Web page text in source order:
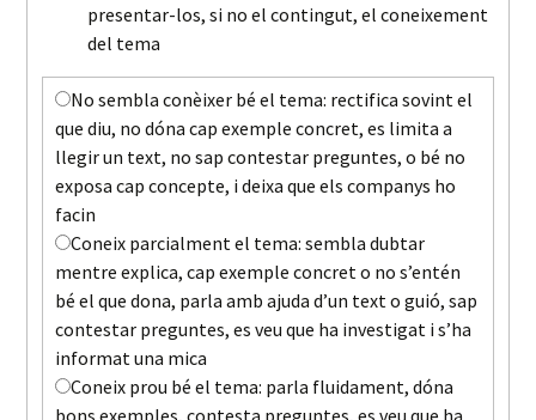
presentar-los, si no el contingut, el coneixement
del tema
No sembla conèixer bé el tema: rectifica sovint el
que diu, no dóna cap exemple concret, es limita a
llegir un text, no sap contestar preguntes, o bé no
exposa cap concepte, i deixa que els companys ho
facin
Coneix parcialment el tema: sembla dubtar
mentre explica, cap exemple concret o no s’entén
bé el que dona, parla amb ajuda d’un text o guió, sap
contestar preguntes, es veu que ha investigat i s’ha
informat una mica
Coneix prou bé el tema: parla fluidament, dóna
bons exemples, contesta preguntes, es veu que ha